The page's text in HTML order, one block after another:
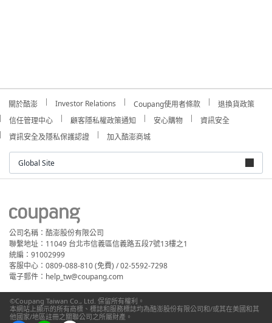
關於酷澎 Investor Relations Coupang使用者條款
退換貨政策
信任管理中心
顧客隱私權政策通知 安心購物
資訊安全
資訊安全及隱私保護認證
加入酷澎商城
Global Site
公司名稱：酷澎股份有限公司
聯繫地址：11049 台北市信義區信義路五段7號13樓之1
統編：91002999
客服中心：0809-088-810 (免費) / 02-5592-7298
電子郵件：help_tw@coupang.com
©Coupang Taiwan Co., Ltd. 保留所有權利。
本網站上顯示的所有商標、標誌和服務標誌均為酷澎股份有限公司和/或其在美國和其
他國家/地區註冊之關聯公司之所屬財產。